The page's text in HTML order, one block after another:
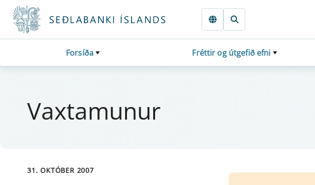
Fara beint í Meginmál
Forsíða Fréttir og útgefið efni
Vaxtamun­ur
31. OKTÓBER 2007